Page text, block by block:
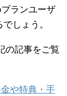
ランユーザ
しょう。
の記事をご覧
や特典・手